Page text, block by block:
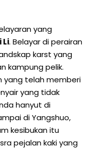
yang
Li. Belayar di perairan
karst yang
kampung pelik.
yang telah memberi
yang tidak
hanyut di
di Yangshuo,
kesibukan itu
pejalan kaki yang